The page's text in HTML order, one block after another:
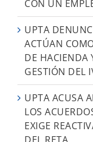
CON UN
UPTA
ACTÚAN
DE HACIENDA
GESTIÓN DEL
UPTA ACUSA
LOS
EXIGE